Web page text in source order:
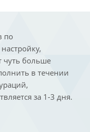
по
чуть больше
в течении
за 1-3 дня.